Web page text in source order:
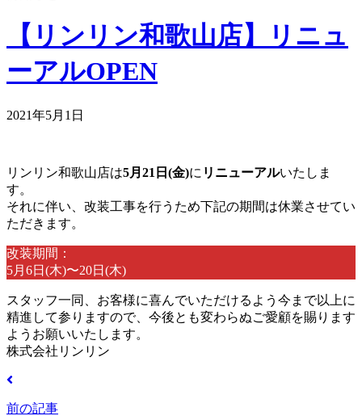
【リンリン和歌山店】リニュ
ーアルOPEN
2021年5月1日
リンリン和歌山店は5月21日(金)に リニューアルいたしま
す。
それに伴い、改装工事を行うため下記の期間は休業させてい
ただきます。
改装期間：
5月6日(木)〜20日(木)
スタッフ一同、お客様に喜んでいただけるよう今まで以上に
精進して参りますので、今後とも変わらぬご愛顧を賜ります
ようお願いいたします。
株式会社リンリン
前の記事